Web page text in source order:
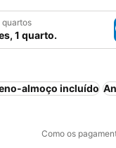
quartos
1 quarto.
almoço incluído
Como os